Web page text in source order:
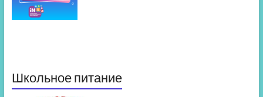
Школьное питание